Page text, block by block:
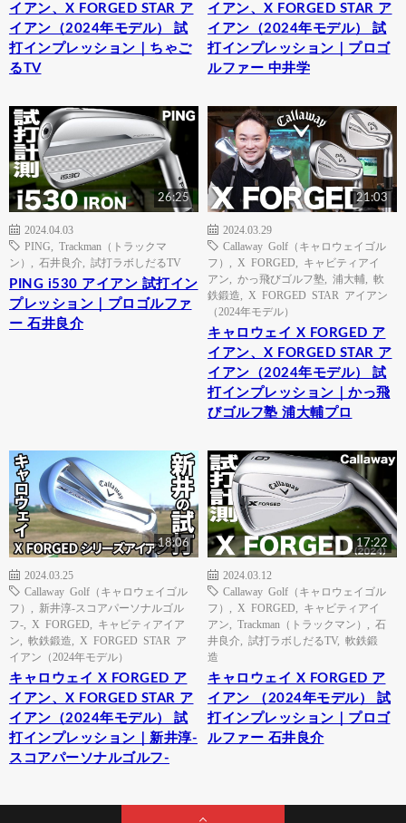
イアン、X FORGED STAR ア
イアン（2024年モデル） 試
打インプレッション｜ちゃご
るTV
イアン、X FORGED STAR ア
イアン（2024年モデル） 試
打インプレッション｜プロゴ
ルファー 中井学
26:25
2024.04.03
PING
Trackman（トラックマ
ン）
石井良介 試打ラボしだるTV
PING i530 アイアン 試打イン
プレッション｜プロゴルファ
ー 石井良介
21:03
2024.03.29
Callaway Golf（キャロウェイゴル
フ）
X FORGED
キャビティアイ
アン
かっ飛びゴルフ塾 浦大輔
軟
鉄鍛造
X FORGED STAR アイアン
（2024年モデル）
キャロウェイ X FORGED ア
イアン、X FORGED STAR ア
イアン（2024年モデル） 試
打インプレッション｜かっ飛
びゴルフ塾 浦大輔プロ
18:06
2024.03.25
Callaway Golf（キャロウェイゴル
フ）
新井淳-スコアパーソナルゴル
フ-
X FORGED
キャビティアイア
ン
軟鉄鍛造
X FORGED STAR ア
イアン（2024年モデル）
キャロウェイ X FORGED ア
イアン、X FORGED STAR ア
イアン（2024年モデル） 試
打インプレッション｜新井淳-
スコアパーソナルゴルフ-
17:22
2024.03.12
Callaway Golf（キャロウェイゴル
フ）
X FORGED
キャビティアイ
アン
Trackman（トラックマン）
石
井良介
試打ラボしだるTV, 軟鉄鍛
造
キャロウェイ X FORGED ア
イアン （2024年モデル） 試
打インプレッション｜プロゴ
ルファー 石井良介